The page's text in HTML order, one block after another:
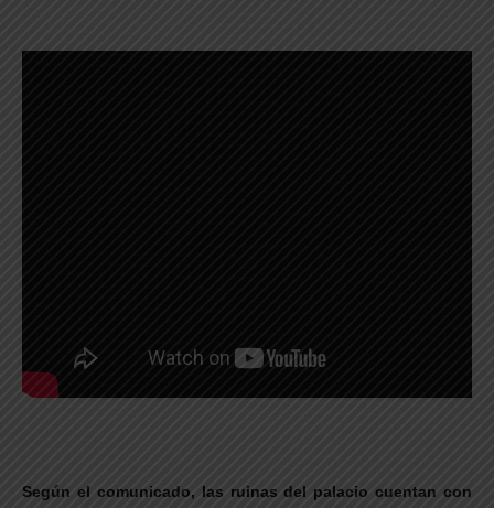
Según el comunicado, las ruinas del palacio cuentan con